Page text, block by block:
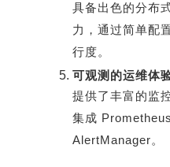
具备出色的分布
力，通过简单配
行度。
可观测的运维体
提供了丰富的监
集成
AlertManager。